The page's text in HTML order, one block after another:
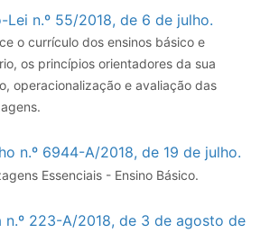
Lei n.º 55/2018, de 6 de julho.
o currículo dos ensinos básico e
os princípios orientadores da sua
operacionalização e avaliação das
n.º 6944-A/2018, de 19 de julho.
Essenciais - Ensino Básico.
n.º 223-A/2018, de 3 de agosto de